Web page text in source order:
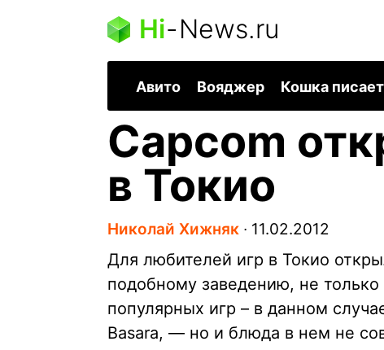
Hi-News.ru
Авито Вояджер Кошка писает
Capcom
в Токио
Николай Хижняк ∙ 11.02.2012
Для любителей игр в Токио
подобному заведению, не
популярных игр – в данном
Basara, — но и блюда в нем не